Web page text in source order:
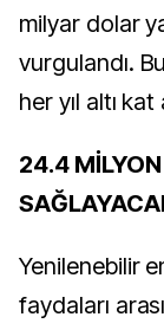
milyar dolar
vurgulandı.
her yıl altı kat
24.4
Yenilenebilir
faydaları